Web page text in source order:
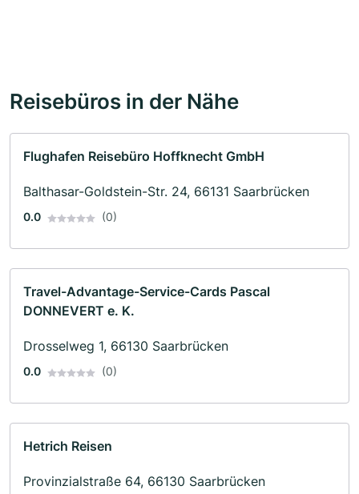
Reisebüros in der Nähe
Flughafen Reisebüro Hoffknecht GmbH
Balthasar-Goldstein-Str. 24, 66131 Saarbrücken
0.0 (0)
Travel-Advantage-Service-Cards Pascal
DONNEVERT e. K.
Drosselweg 1, 66130 Saarbrücken
0.0 (0)
Hetrich Reisen
Provinzialstraße 64, 66130 Saarbrücken